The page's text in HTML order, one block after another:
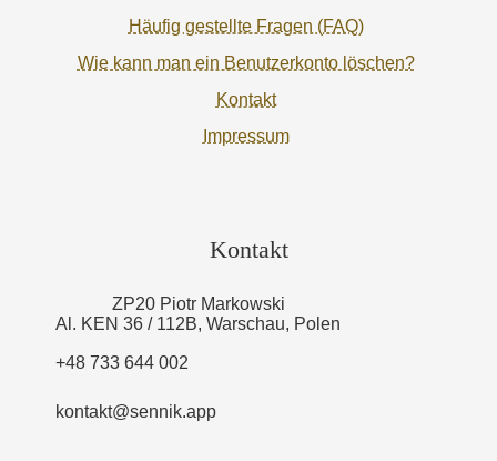
Häufig gestellte Fragen (FAQ)
Wie kann man ein Benutzerkonto löschen?
Kontakt
Impressum
Kontakt
ZP20 Piotr Markowski
Al. KEN 36 / 112B, Warschau, Polen
+48 733 644 002
kontakt@sennik.app